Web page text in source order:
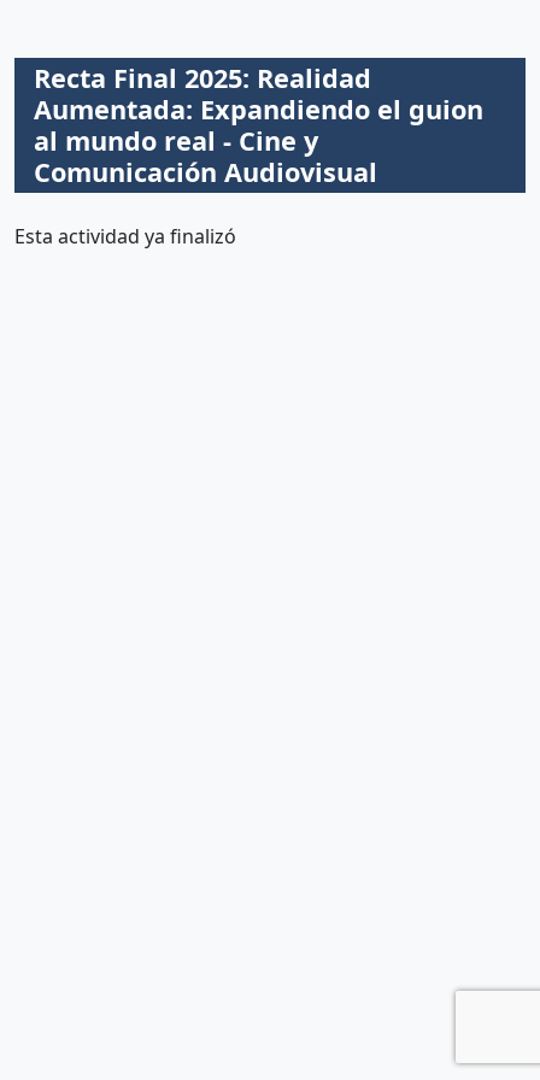
Recta Final 2025: Realidad
Aumentada: Expandiendo el guion
al mundo real - Cine y
Comunicación Audiovisual
Esta actividad ya finalizó